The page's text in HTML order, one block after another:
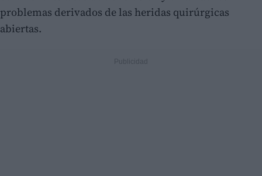
problemas derivados de las heridas quirúrgicas
abiertas.